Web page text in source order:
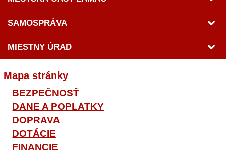
SAMOSPRÁVA
MIESTNY ÚRAD
Mapa stránky
BEZPEČNOSŤ
DANE A POPLATKY
DOPRAVA
DOTÁCIE
FINANCIE